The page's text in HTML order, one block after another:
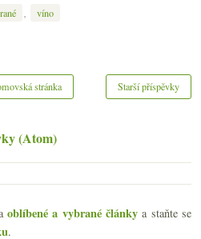
, víno
Starší příspěvky
stránka
(Atom)
oblíbené a vybrané články a staňte se
.